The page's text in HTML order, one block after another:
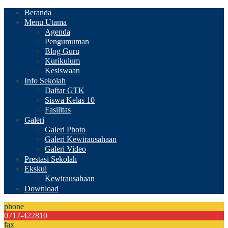
Beranda
Menu Utama
Agenda
Pengumuman
Blog Guru
Kurikulum
Kesiswaan
Info Sekolah
Daftar GTK
Siswa Kelas 10
Fasilitas
Galeri
Galeri Photo
Galeri Kewirausahaan
Galeri Video
Prestasi Sekolah
Ekskul
Kewirausahaan
Download
phone
0717-422810
fax